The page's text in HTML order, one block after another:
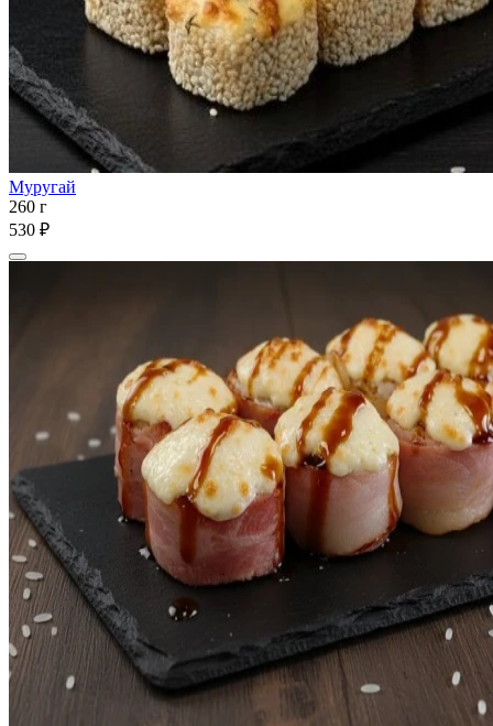
Муругай
260 г
530 ₽